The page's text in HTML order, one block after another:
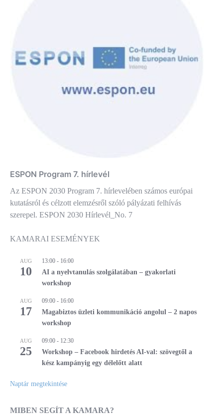
ESPON Program 7. hírlevél
Az ESPON 2030 Program 7. hírlevelében számos európai
kutatásról és célzott elemzésről szóló pályázati felhívás
szerepel. ESPON 2030 Hírlevél_No. 7
KAMARAI ESEMÉNYEK
AUG
10
13:00 - 16:00
AI a nyelvtanulás szolgálatában – gyakorlati
workshop
AUG
17
09:00 - 16:00
Magabiztos üzleti kommunikáció angolul – 2 napos
workshop
AUG
25
09:00 - 12:30
Workshop – Facebook hirdetés AI-val: szövegtől a
kész kampányig egy délelőtt alatt
Naptár megtekintése
MIBEN SEGÍT A KAMARA?